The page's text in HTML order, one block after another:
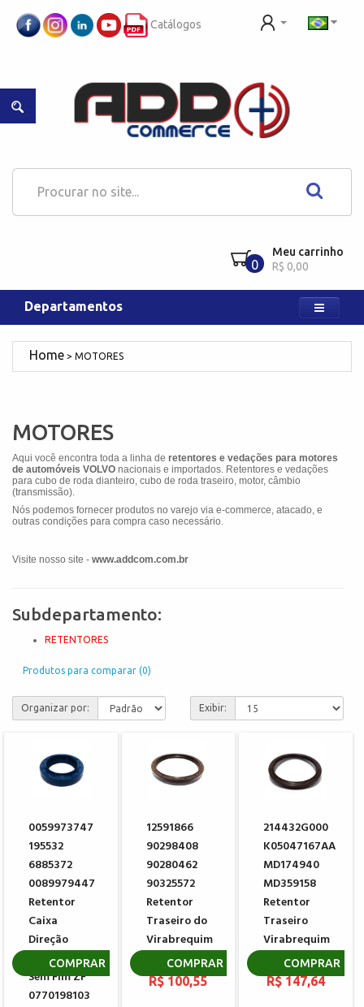
Catálogos
0
Meu carrinho
R$ 0,00
Departamentos
MOTORES
MOTORES
Aqui você encontra toda a linha de retentores e vedações para motores
de automóveis VOLVO nacionais e importados. Retentores e vedações
para cubo de roda dianteiro, cubo de roda traseiro, motor, câmbio
(transmissão).
Nós podemos fornecer produtos no varejo via e-commerce, atacado, e
outras condições para compra caso necessário.
Visite nosso site - www.addcom.com.br
Subdepartamento:
RETENTORES
Produtos para comparar (0)
Organizar por: Exibir:
0059973747
195532
6885372
0089979447
Retentor
Caixa
Direção
Hidráulica
Sem Fim ZF
0770198103
COMPRAR
12591866
90298408
90280462
90325572
Retentor
Traseiro do
Virabrequim
R$ 100,55
COMPRAR
214432G000
K05047167AA
MD174940
MD359158
Retentor
Traseiro
Virabrequim
MITSUBISHI
R$ 147,64
COMPRAR